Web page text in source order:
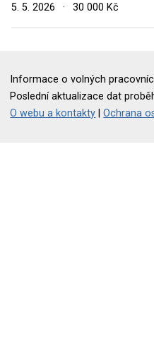
5. 5. 2026
· 30 000 Kč
Informace o volných
Poslední aktualizace dat
O webu a kontakty |Ochrana